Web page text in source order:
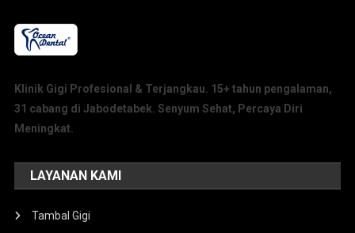
Klinik Gigi Profesional & Terjangkau. 15+ tahun pengalaman,
31 cabang di Jabodetabek. Senyum Sehat, Percaya Diri
Meningkat.
LAYANAN KAMI
Tambal Gigi